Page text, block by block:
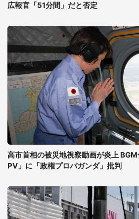
広報官「51分間」だと否定
高市首相の被災地視察動画が炎上
PV」に「政権プロパガンダ」批判